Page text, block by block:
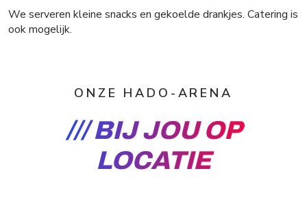
We serveren kleine snacks en gekoelde drankjes. Catering is
ook mogelijk.
ONZE HADO-ARENA
BIJ JOU OP
LOCATIE